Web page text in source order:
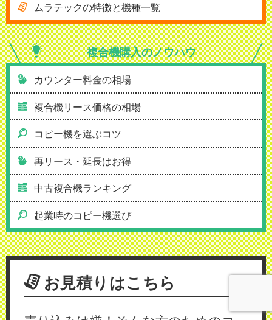
ムラテックの特徴と機種一覧
複合機購入のノウハウ
カウンター料金の相場
複合機リース価格の相場
コピー機を選ぶコツ
再リース・延長はお得
中古複合機ランキング
起業時のコピー機選び
お見積りはこちら